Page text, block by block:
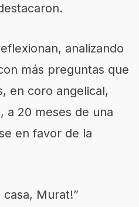
analizando
más preguntas que
en coro angelical,
a 20 meses de una
en favor de la
casa, Murat!”